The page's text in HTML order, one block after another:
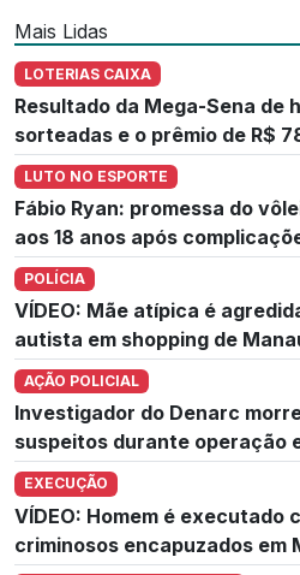
Mais Lidas
LOTERIAS CAIXA
Resultado da Mega-Sena de
sorteadas e o prêmio de R$
LUTO NO ESPORTE
Fábio Ryan: promessa do
aos 18 anos após
POLÍCIA
VÍDEO: Mãe atípica é
autista em shopping de
AÇÃO POLICIAL
Investigador do Denarc
suspeitos durante operação
EXECUÇÃO
VÍDEO: Homem é executado
criminosos encapuzados em